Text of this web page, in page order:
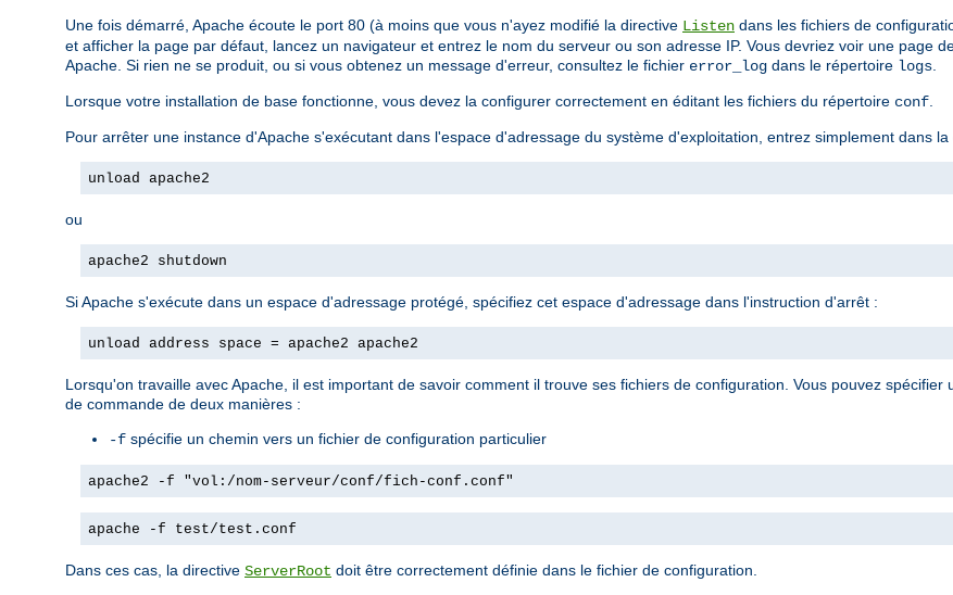
Une fois démarré, Apache écoute le port 80 (à moins que vous n'ayez modifié la directive Listen dans les fichiers de
et afficher la page par défaut, lancez un navigateur et entrez le nom du serveur ou son adresse IP. Vous devriez voir une page
Apache. Si rien ne se produit, ou si vous obtenez un message d'erreur, consultez le fichier error_log dans le répertoire logs
Lorsque votre installation de base fonctionne, vous devez la configurer correctement en éditant les fichiers du répertoire conf
Pour arrêter une instance d'Apache s'exécutant dans l'espace d'adressage du système d'exploitation, entrez simplement dans la
unload apache2
ou
apache2 shutdown
Si Apache s'exécute dans un espace d'adressage protégé, spécifiez cet espace d'adressage dans l'instruction d'arrêt :
unload address space = apache2 apache2
Lorsqu'on travaille avec Apache, il est important de savoir comment il trouve ses fichiers de configuration. Vous pouvez
de commande de deux manières :
-f spécifie un chemin vers un fichier de configuration particulier
apache2 -f "vol:/nom-serveur/conf/fich-conf.conf"
apache -f test/test.conf
Dans ces cas, la directive ServerRoot doit être correctement définie dans le fichier de configuration.